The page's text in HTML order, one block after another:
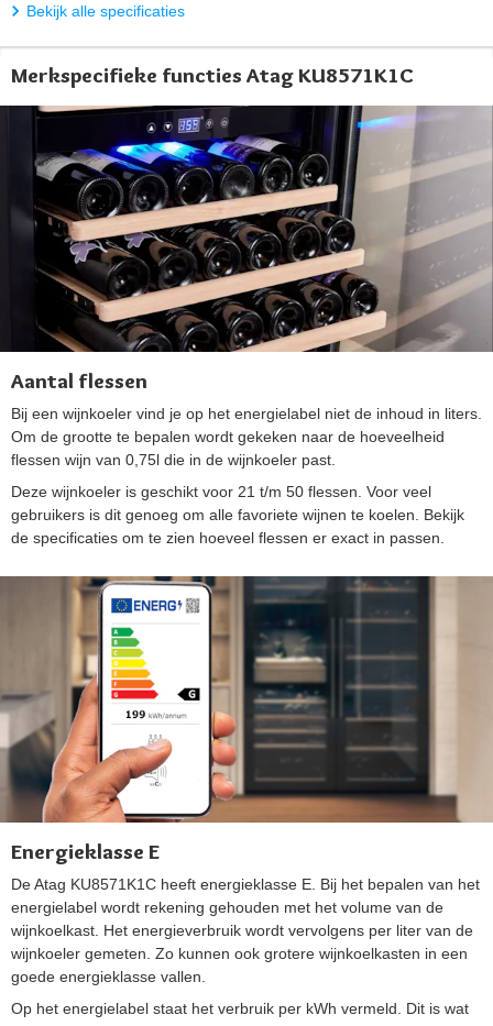
Bekijk alle specificaties
Merkspecifieke functies Atag KU8571K1C
Aantal flessen
Bij een wijnkoeler vind je op het energielabel niet de inhoud in liters.
Om de grootte te bepalen wordt gekeken naar de hoeveelheid
flessen wijn van 0,75l die in de wijnkoeler past.
Deze wijnkoeler is geschikt voor 21 t/m 50 flessen. Voor veel
gebruikers is dit genoeg om alle favoriete wijnen te koelen. Bekijk
de specificaties om te zien hoeveel flessen er exact in passen.
Energieklasse E
De Atag KU8571K1C heeft energieklasse E. Bij het bepalen van het
energielabel wordt rekening gehouden met het volume van de
wijnkoelkast. Het energieverbruik wordt vervolgens per liter van de
wijnkoeler gemeten. Zo kunnen ook grotere wijnkoelkasten in een
goede energieklasse vallen.
Op het energielabel staat het verbruik per kWh vermeld. Dit is wat